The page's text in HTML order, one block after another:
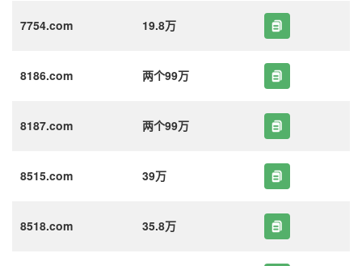
7754.com 19.8万
8186.com 两个99万
8187.com 两个99万
8515.com 39万
8518.com 35.8万